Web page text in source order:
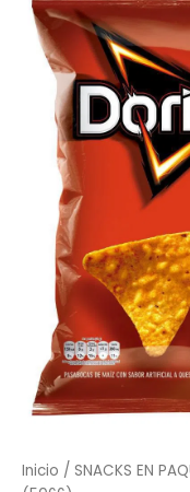
Inicio / SNACKS EN
MEGAQUESO
175G
(5066)
cantidad